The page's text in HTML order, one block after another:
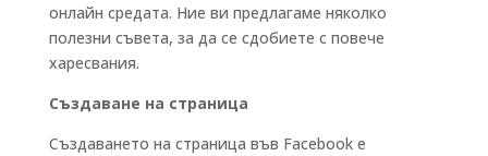
онлайн средата. Ние ви предлагаме няколко
полезни съвета, за да се сдобиете с повече
харесвания.
Създаване на страница
Създаването на страница във Facebook е